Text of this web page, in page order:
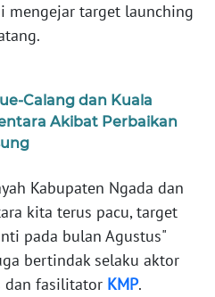
mengejar target launching
Calang dan Kuala
Akibat Perbaikan
Kabupaten Ngada dan
kita terus pacu, target
pada bulan Agustus"
bertindak selaku aktor
dan fasilitator KMP.